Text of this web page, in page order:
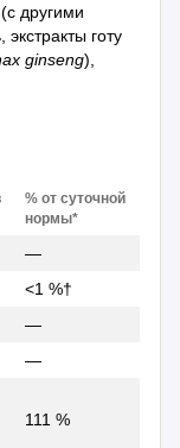
другими
готу
ginseng),
% от суточной
нормы*
—
<1 %†
—
—
111 %